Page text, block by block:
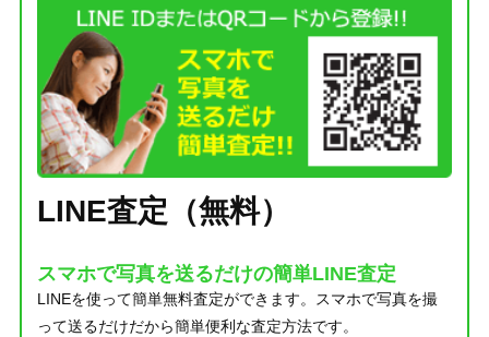
LINE査定（無料）
スマホで写真を送るだけの簡単LINE査定
LINEを使って簡単無料査定ができます。スマホで写真を撮
って送るだけだから簡単便利な査定方法です。